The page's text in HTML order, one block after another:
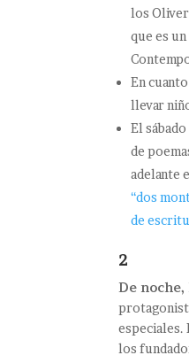
los
que es
En
llevar
El
de
adelante
“dos
de
2
De
especiales.
los